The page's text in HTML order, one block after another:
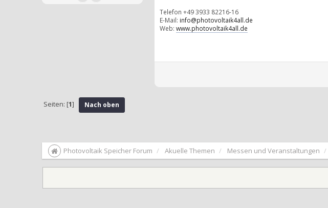
Telefon +49 3933 82216-16
E-Mail: info@photovoltaik4all.de
Web: www.photovoltaik4all.de
Seiten: [1] Nach oben
Photovoltaik Speicher Forum Akuelle Themen Messen und Veranstaltungen